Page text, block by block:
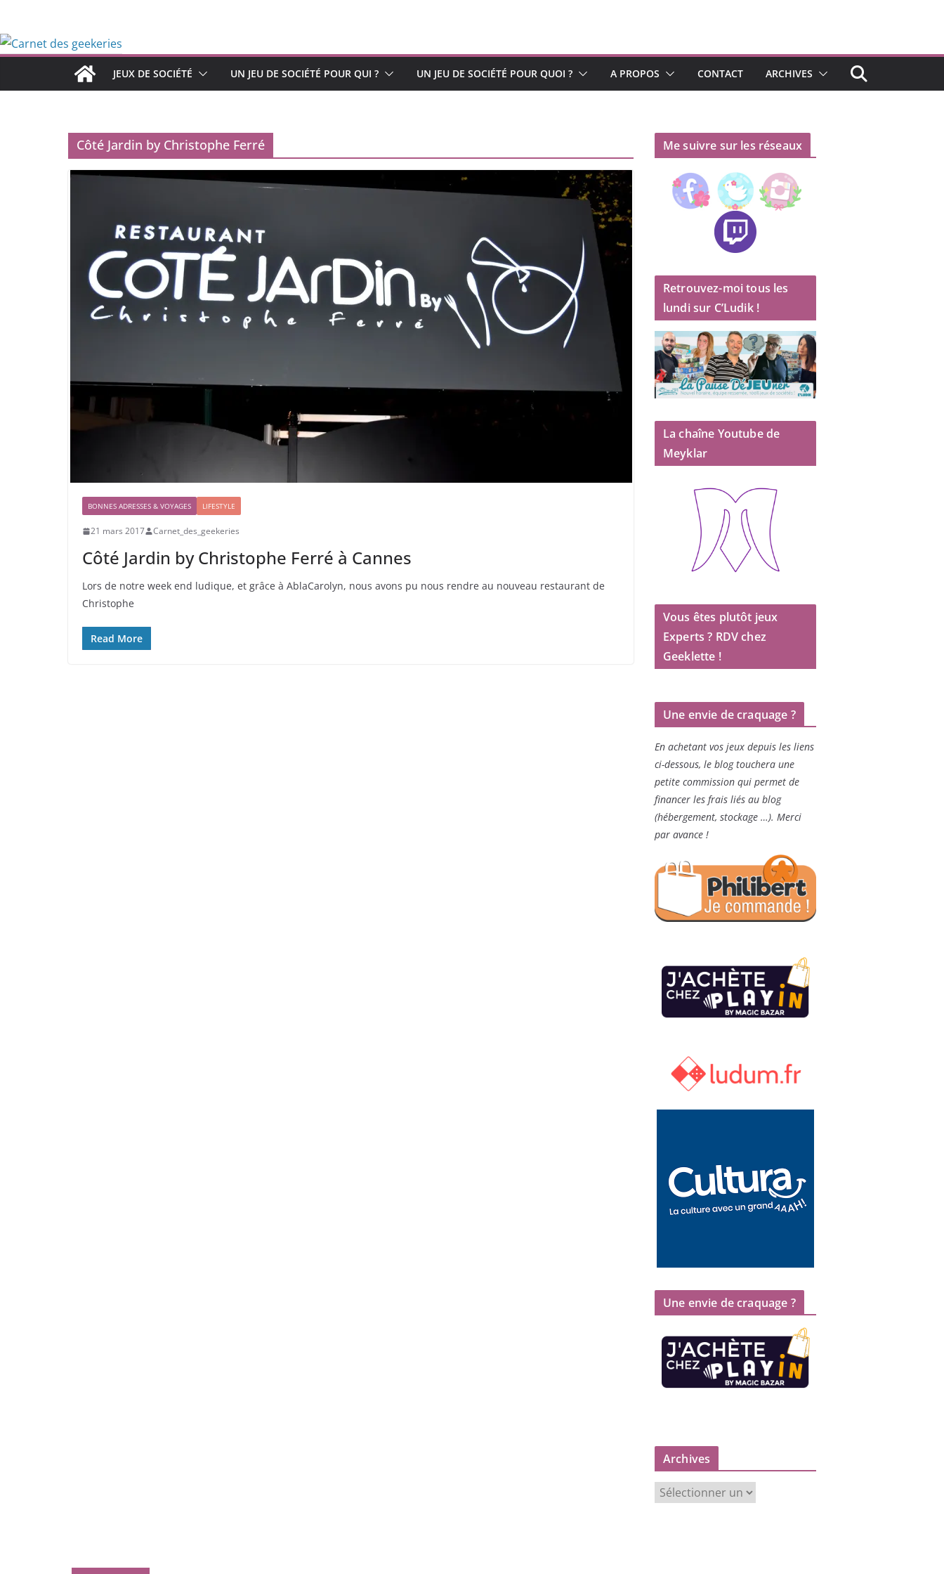
contenu
JEUX DE SOCIÉTÉ UN JEU DE SOCIÉTÉ POUR QUI ? UN JEU DE SOCIÉTÉ POUR QUOI ? A PROPOS CONTACT ARCHIVES
Côté Jardin by Christophe Ferré
BONNES ADRESSES & VOYAGES LIFESTYLE
21 mars 2017 Carnet_des_geekeries
Côté Jardin by Christophe Ferré à Cannes
Lors de notre week end ludique, et grâce à AblaCarolyn, nous avons pu nous rendre au nouveau restaurant de
Christophe
Read More
Me suivre sur les réseaux
Retrouvez-moi tous les
lundi sur C’Ludik !
La chaîne Youtube de
Meyklar
Vous êtes plutôt jeux
Experts ? RDV chez
Geeklette !
Une envie de craquage ?
En achetant vos jeux depuis les liens
ci-dessous, le blog touchera une
petite commission qui permet de
financer les frais liés au blog
(hébergement, stockage …). Merci
par avance !
Une envie de craquage ?
Archives